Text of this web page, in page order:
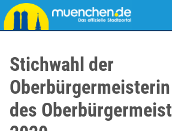
Stichwahl der
des